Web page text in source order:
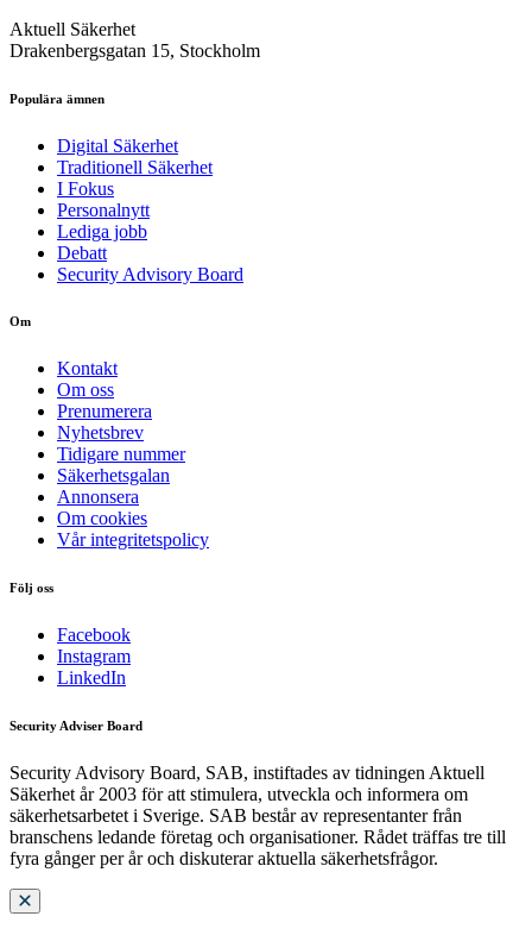
Aktuell Säkerhet
Drakenbergsgatan 15, Stockholm
Populära ämnen
Digital Säkerhet
Traditionell Säkerhet
I Fokus
Personalnytt
Lediga jobb
Debatt
Security Advisory Board
Om
Kontakt
Om oss
Prenumerera
Nyhetsbrev
Tidigare nummer
Säkerhetsgalan
Annonsera
Om cookies
Vår integritetspolicy
Följ oss
Facebook
Instagram
LinkedIn
Security Adviser Board
Security Advisory Board, SAB, instiftades av tidningen Aktuell
Säkerhet år 2003 för att stimulera, utveckla och informera om
säkerhetsarbetet i Sverige. SAB består av representanter från
branschens ledande företag och organisationer. Rådet träffas tre till
fyra gånger per år och diskuterar aktuella säkerhetsfrågor.